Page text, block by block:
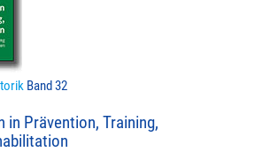
Band 32
in Prävention, Training,